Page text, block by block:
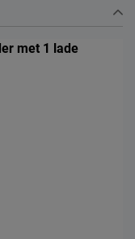
met 1 lade